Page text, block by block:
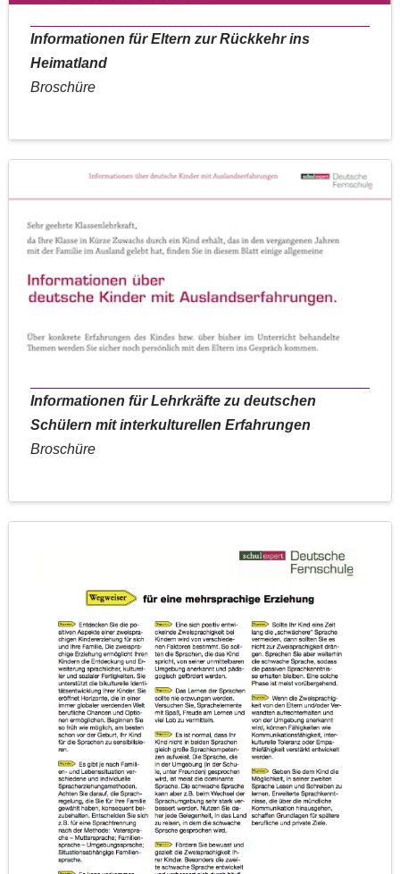
Informationen für Eltern zur Rückkehr ins
Heimatland
Broschüre
Informationen für Lehrkräfte zu deutschen
Schülern mit interkulturellen Erfahrungen
Broschüre